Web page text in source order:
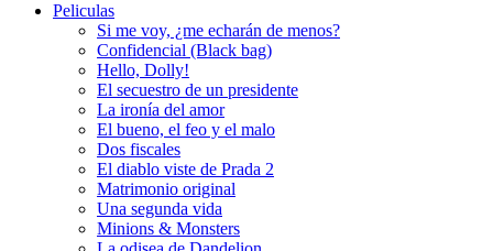
Peliculas
Si me voy, ¿me echarán de menos?
Confidencial (Black bag)
Hello, Dolly!
El secuestro de un presidente
La ironía del amor
El bueno, el feo y el malo
Dos fiscales
El diablo viste de Prada 2
Matrimonio original
Una segunda vida
Minions & Monsters